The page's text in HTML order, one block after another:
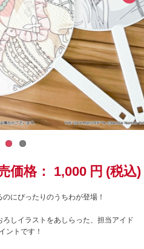
価格： 1,000 円 (税込)
にぴったりのうちわが登場！
しイラストをあしらった、担当アイド
ントです！